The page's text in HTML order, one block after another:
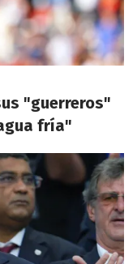
"guerreros"
fría"